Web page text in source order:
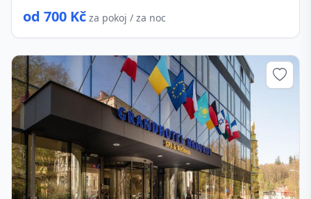
od 700 Kč za pokoj / za noc